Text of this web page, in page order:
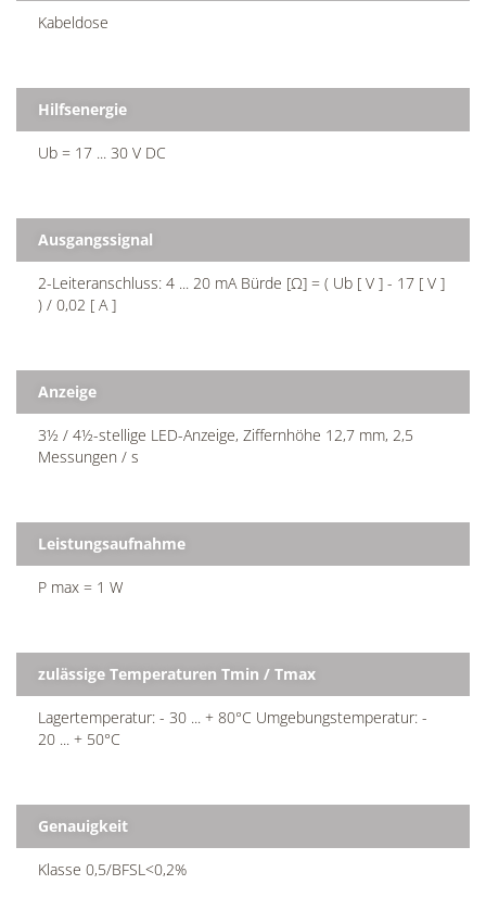
Kabeldose
Hilfsenergie
Ub = 17 ... 30 V DC
Ausgangssignal
2-Leiteranschluss: 4 ... 20 mA Bürde [Ω] = ( Ub [ V ] - 17 [ V ]
) / 0,02 [ A ]
Anzeige
3½ / 4½-stellige LED-Anzeige, Ziffernhöhe 12,7 mm, 2,5
Messungen / s
Leistungsaufnahme
P max = 1 W
zulässige Temperaturen Tmin / Tmax
Lagertemperatur: - 30 ... + 80°C Umgebungstemperatur: -
20 ... + 50°C
Genauigkeit
Klasse 0,5/BFSL<0,2%